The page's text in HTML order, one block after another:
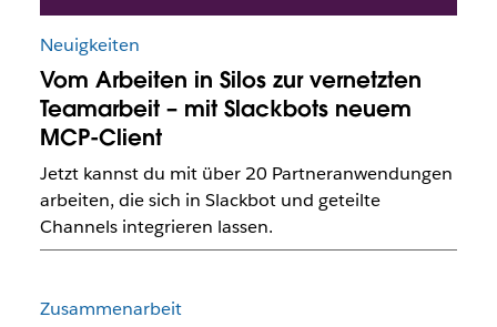
Neuigkeiten
Vom Arbeiten in Silos zur vernetzten
Teamarbeit – mit Slackbots neuem
MCP-Client
Jetzt kannst du mit über 20 Partneranwendungen
arbeiten, die sich in Slackbot und geteilte
Channels integrieren lassen.
Zusammenarbeit